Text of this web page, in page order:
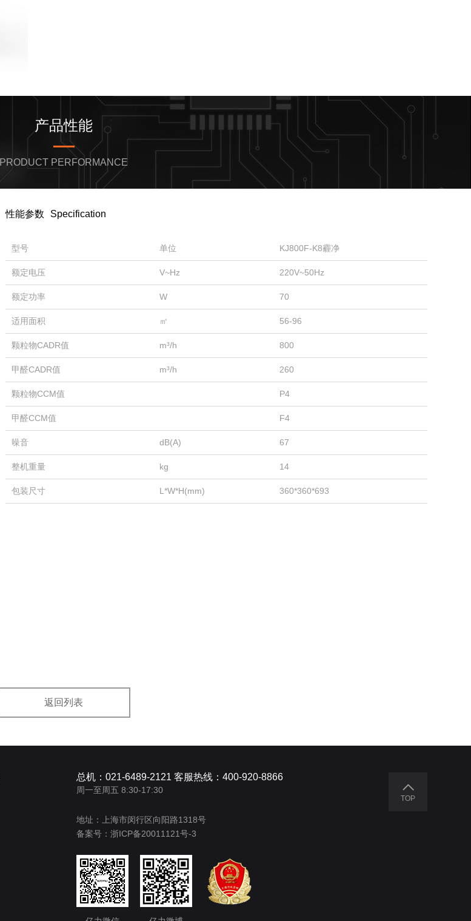
产品性能
PRODUCT PERFORMANCE
性能参数 Specification
型号 单位 KJ800F-K8霾净
额定电压 V~Hz 220V~50Hz
额定功率 W 70
适用面积 ㎡ 56-96
颗粒物CADR值 m³/h 800
甲醛CADR值 m³/h 260
颗粒物CCM值 P4
甲醛CCM值 F4
噪音 dB(A) 67
整机重量 kg 14
包装尺寸 L*W*H(mm) 360*360*693
返回列表
总机：021-6489-2121 客服热线：400-920-8866
周一至周五 8:30-17:30
地址：上海市闵行区向阳路1318号
备案号： 浙ICP备20011121号-3
TOP